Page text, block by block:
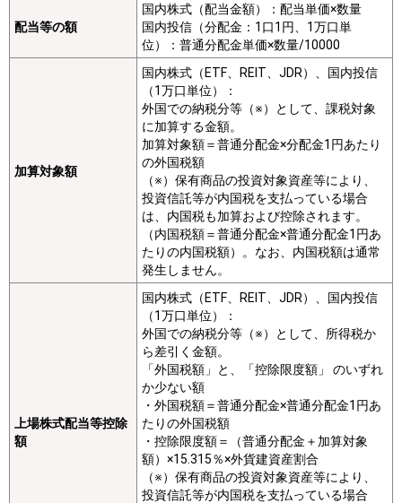
配当等の額
国内株式（配当金額）：配当単価×数量
国内投信（分配金：1口1円、1万口単
位）：普通分配金単価×数量/10000
加算対象額
国内株式（ETF、REIT、JDR）、国内投信
（1万口単位）：
外国での納税分等（※）として、課税対象
に加算する金額。
加算対象額＝普通分配金×分配金1円あたり
の外国税額
（※）保有商品の投資対象資産等により、
投資信託等が内国税を支払っている場合
は、内国税も加算および控除されます。
（内国税額＝普通分配金×普通分配金1円あ
たりの内国税額）。なお、内国税額は通常
発生しません。
上場株式配当等控除
額
国内株式（ETF、REIT、JDR）、国内投信
（1万口単位）：
外国での納税分等（※）として、所得税か
ら差引く金額。
「外国税額」と、「控除限度額」 のいずれ
か少ない額
・外国税額＝普通分配金×普通分配金1円あ
たりの外国税額
・控除限度額＝（普通分配金＋加算対象
額）×15.315％×外貨建資産割合
（※）保有商品の投資対象資産等により、
投資信託等が内国税を支払っている場合